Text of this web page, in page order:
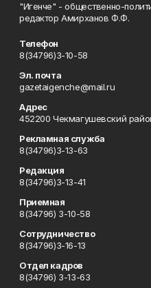
"Игенче" - общественно-
редактор Амирханов Ф.Ф.
Телефон
8(34796)3-10-58
Эл. почта
gazetaigenche@mail.ru
Адрес
452200 Чекмагушевский
Рекламная служба
8(34796)3-13-63
Редакция
8(34796)3-13-41
Приемная
8(34796) 3-10-58
Сотрудничество
8(34796)3-16-13
Отдел кадров
8(34796) 3-13-63